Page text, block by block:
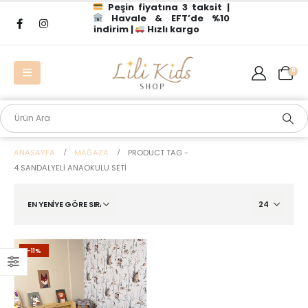
Peşin fiyatına 3 taksit |
Havale & EFT’de %10
indirim |
Hızlı kargo
0
ANASAYFA MAĞAZA
PRODUCT TAG -
4 SANDALYELI ANAOKULU SETI
-11%